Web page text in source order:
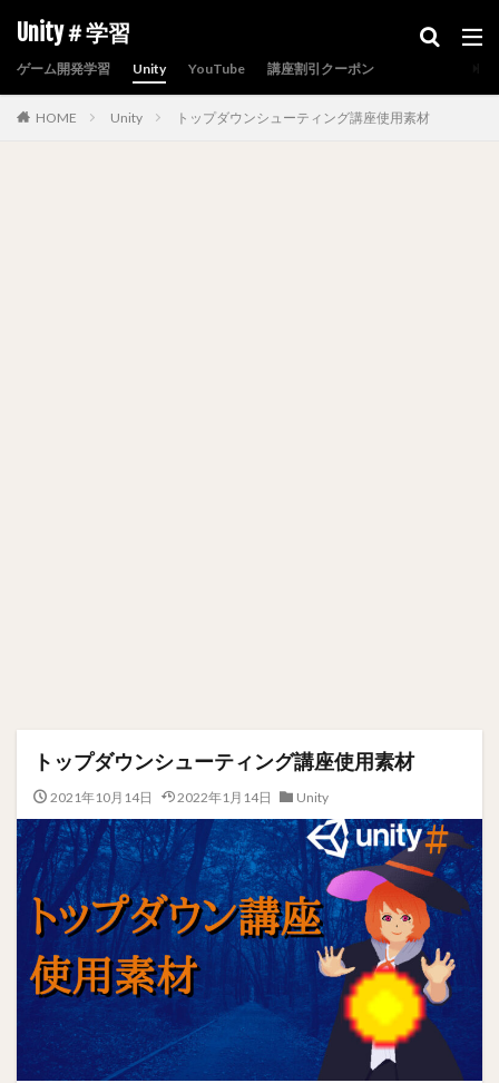
Unity＃学習
ゲーム開発学習 Unity YouTube 講座割引クーポン
HOME Unity トップダウンシューティング講座使用素材
トップダウンシューティング講座使用素材
2021年10月14日 2022年1月14日 Unity